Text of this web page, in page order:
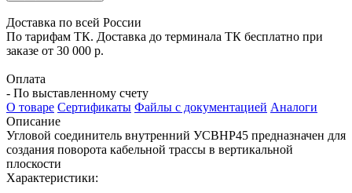
Доставка по всей России
По тарифам ТК. Доставка до терминала ТК бесплатно при
заказе от 30 000 р.
Оплата
- По выставленному счету
О товаре Сертификаты Файлы с документацией Аналоги
Описание
Угловой соединитель внутренний УСВНР45 предназначен для
создания поворота кабельной трассы в вертикальной
плоскости
Характеристики: